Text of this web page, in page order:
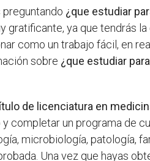
¿que estudiar
ya que tendrás
como un trabajo fácil, en
sobre ¿que estudiar
de licenciatura en
completar un programa de
microbiología, patología,
Una vez que hayas